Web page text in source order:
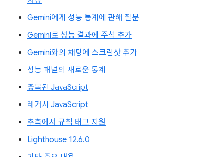
Gemini에게 성능 통계에 관해 질문
Gemini로 성능 결과에 주석 추가
Gemini와의 채팅에 스크린샷 추가
성능 패널의 새로운 통계
중복된 JavaScript
레거시 JavaScript
추측에서 규칙 태그 지원
Lighthouse 12.6.0